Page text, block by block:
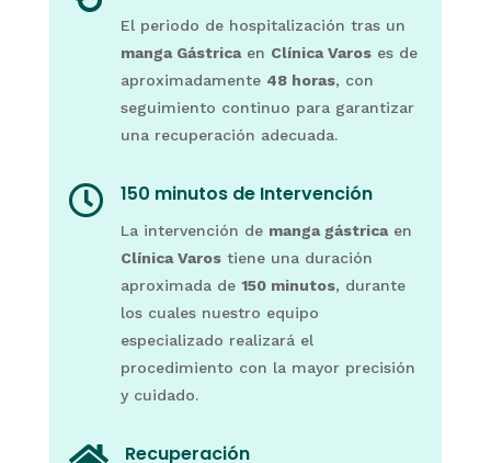
El periodo de hospitalización tras un
manga Gástricaen Clínica Varoses de
aproximadamente 48 horas, con
seguimiento continuo para garantizar
una recuperación adecuada.
 150 minutos de Intervención
La intervención de manga gástricaen
Clínica Varostiene una duración
aproximada de 150 minutos, durante
los cuales nuestro equipo
especializado realizará el
procedimiento con la mayor precisión
y cuidado.
Recuperación